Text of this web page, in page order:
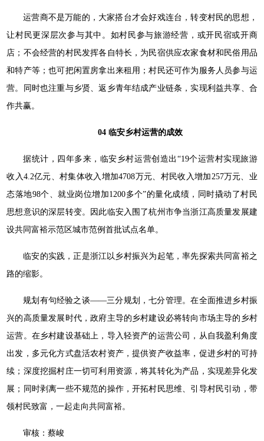
运营商不是万能的，大家搭台才会好戏连台，转变村民的思想，
让村民更深层次参与其中。如村民参与旅游经营，或开民宿或开商
店；不会经营的村民发挥各自特长，为民宿供应农家食材和民俗用品
和特产等；也可把闲置房拿出来租用；村民还可作为服务人员参与运
营。同时也注重与乡贤、返乡青年结成产业链条，实现利益共享、合
作共赢。
04 临安乡村运营的成效
据统计，四年多来，临安乡村运营创造出“19个运营村实现旅游
收入4.2亿元、村集体收入增加4708万元、村民收入增加257万元、业
态落地98个、就业岗位增加1200多个”的量化成绩，同时撬动了村民
思想意识的深层转变。因此临安入围了杭州市争当浙江高质量发展建
设共同富裕示范区城市范例首批试点名单。
临安的实践，正是浙江以乡村振兴为起笔，率先探索共同富裕之
路的缩影。
规划有句经验之谈——三分规划，七分管理。在全面推进乡村振
兴的高质量发展时代，政府主导的乡村建设必将转向市场主导的乡村
运营。在乡村建设基础上，导入轻资产的运营公司，从自我盈利角度
出发，多元化方式盘活农村资产，提供资产收益率，促进乡村的可持
续；深度挖掘村庄一切可利用资源，将其转化为产品，实现差异化发
展；同时剥离一些不规范的操作，开拓村民思维、引导村民引动，带
领村民致富，一起走向共同富裕。
审核：蔡峻